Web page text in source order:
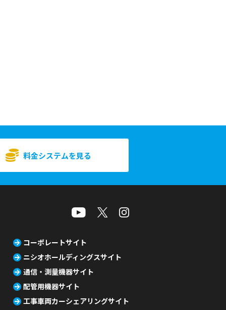
料金システムを見る
コーポレートサイト
ニシオホールディングスサイト
通信・測量機器サイト
配管用機器サイト
工事車両カーシェアリングサイト